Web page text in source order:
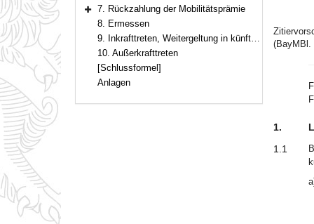
Bereich erweitern
7. Rückzahlung der Mobilitätsprämie
8. Ermessen
9. Inkrafttreten, Weitergeltung in künftigen Haushaltsjahren
10. Außerkrafttreten
[Schlussformel]
Anlagen
(BayMBl.
1.
1.1